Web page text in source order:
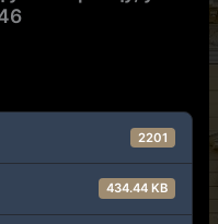
2201
434.44 KB